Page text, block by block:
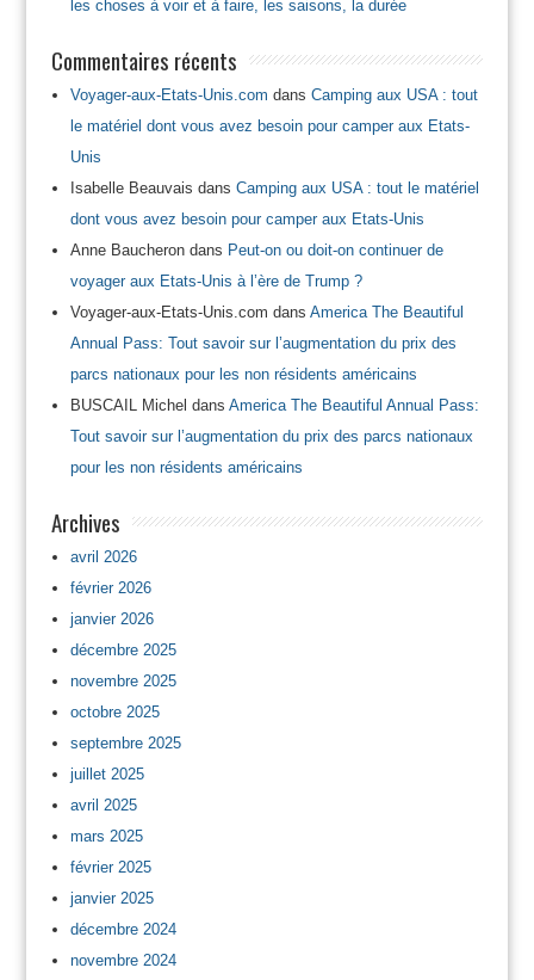
les choses à voir et à faire, les saisons, la durée
Commentaires récents
Voyager-aux-Etats-Unis.com dans Camping aux USA : tout
le matériel dont vous avez besoin pour camper aux Etats-
Unis
Isabelle Beauvais dans Camping aux USA : tout le matériel
dont vous avez besoin pour camper aux Etats-Unis
Anne Baucherondans Peut-on ou doit-on continuer de
voyager aux Etats-Unis à l’ère de Trump ?
Voyager-aux-Etats-Unis.com dans America The Beautiful
Annual Pass: Tout savoir sur l’augmentation du prix des
parcs nationaux pour les non résidents américains
BUSCAIL Michel dans America The Beautiful Annual Pass:
Tout savoir sur l’augmentation du prix des parcs nationaux
pour les non résidents américains
Archives
avril 2026
février 2026
janvier 2026
décembre 2025
novembre 2025
octobre 2025
septembre 2025
juillet 2025
avril 2025
mars 2025
février 2025
janvier 2025
décembre 2024
novembre 2024